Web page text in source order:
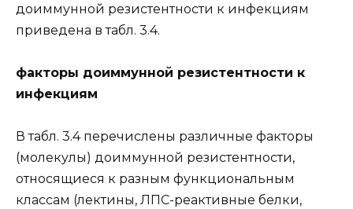
доиммунной резистентности к инфекциям
приведена в табл. 3.4.
факторы доиммунной резистентности к
инфекциям
В табл. 3.4 перечислены различные факторы
(молекулы) доиммунной резистентности,
относящиеся к разным функциональным
классам (лектины, ЛПС-реактивные белки,